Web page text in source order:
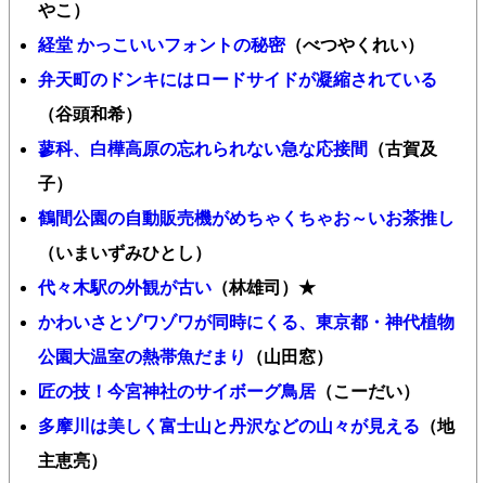
やこ）
経堂 かっこいいフォントの秘密（べつやくれい）
弁天町のドンキにはロードサイドが凝縮されている
（谷頭和希）
蓼科、白樺高原の忘れられない急な応接間
（古賀及
子）
鶴間公園の自動販売機がめちゃくちゃお～いお茶推し
（いまいずみひとし）
代々木駅の外観が古い （林雄司）★
かわいさとゾワゾワが同時にくる、東京都・神代植物
公園大温室の熱帯魚だまり
（山田窓）
匠の技！今宮神社のサイボーグ鳥居 （こーだい）
多摩川は美しく富士山と丹沢などの山々が見える （地
主恵亮）